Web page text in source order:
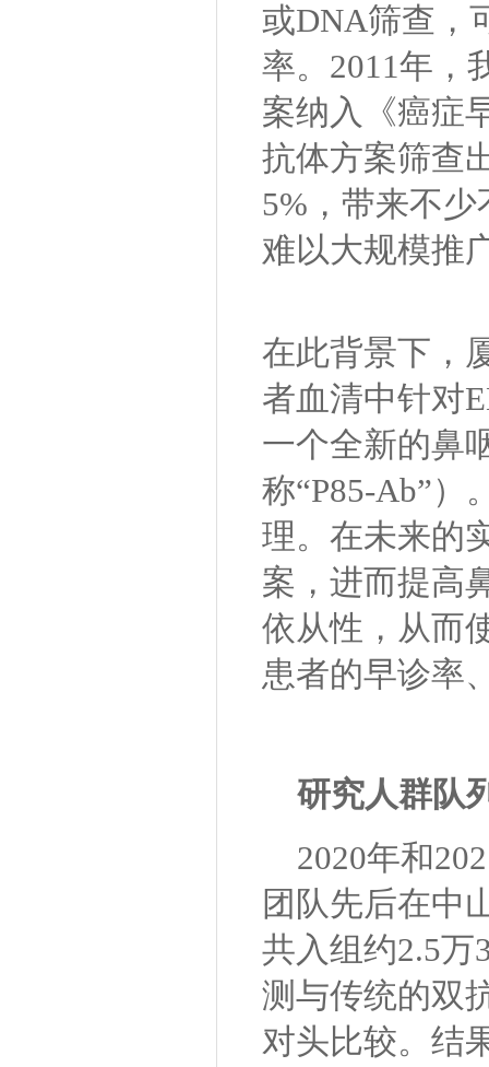
或DNA筛查，
率。 2011年，
案纳入《癌症
抗体方案筛查
5%，带来不
难以大规模推
在此背景下，
者血清中针对
一个全新的鼻
称“P85-Ab”）
理。在未来的
案，进而提高
依从性，从而
患者的早诊率
研究人群队
2020年和
团队先后在中
共入组约2.5万
测与传统的双
对头比较。结